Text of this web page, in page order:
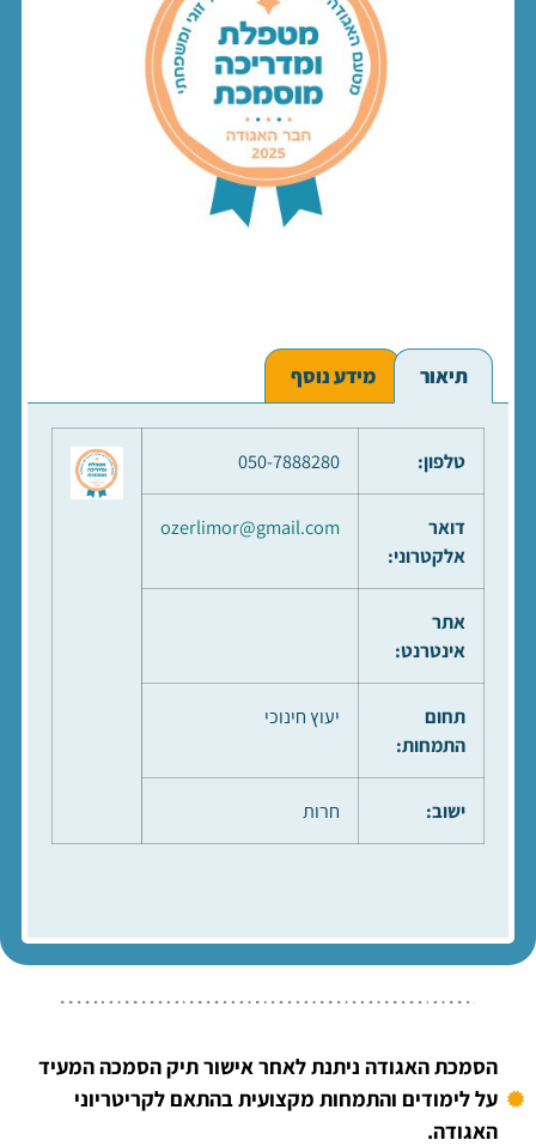
תיאור מידע נוסף
טלפון: 050-7888280
דואר
אלקטרוני:
ozerlimor@gmail.com
אתר
אינטרנט:
תחום
התמחות:
יעוץ חינוכי
ישוב: חרות
הסמכת האגודה ניתנת לאחר אישור תיק הסמכה המעיד
על לימודים והתמחות מקצועית בהתאם לקריטריוני
האגודה.